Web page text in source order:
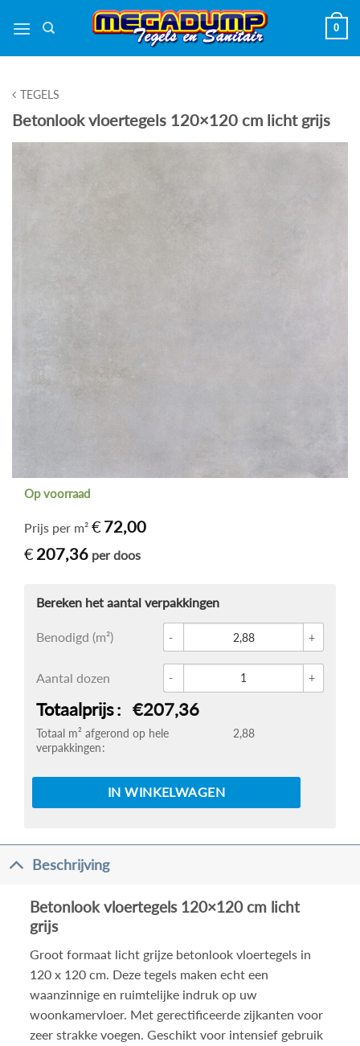
naar
0
TEGELS
Betonlook vloertegels 120×120 cm licht grijs
Prijs per m² € 72,00
€ 207,36 per doos
Op voorraad
Benodigd (m²)
Aantal dozen
Totaal m² afgerond op hele
verpakkingen
2,88
Totaalprijs €207,36
IN WINKELWAGEN
Beschrijving
Betonlook vloertegels 120×120 cm licht
grijs
Groot formaat licht grijze betonlook vloertegels in
120 x 120 cm. Deze tegels maken echt een
waanzinnige en ruimtelijke indruk op uw
woonkamervloer. Met gerectificeerde zijkanten voor
zeer strakke voegen. Geschikt voor intensief gebruik